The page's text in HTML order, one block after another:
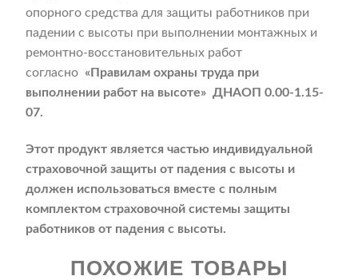
опорного средства для защиты работников при
падении с высоты при выполнении монтажных и
ремонтно-восстановительных работ
согласно «Правилам охраны труда при
выполнении работ на высоте»ДНАОП 0.00-1.15-
07.
Этот продукт является частью индивидуальной
страховочной защиты от падения с высоты и
должен использоваться вместе с полным
комплектом страховочной системы защиты
работников от падения с высоты.
ПОХОЖИЕ ТОВАРЫ